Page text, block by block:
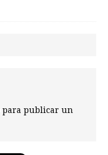
para publicar un